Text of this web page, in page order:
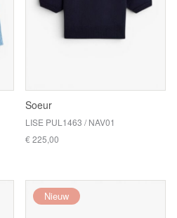
Soeur
LISE PUL1463 / NAV01
€ 225,00
Nieuw